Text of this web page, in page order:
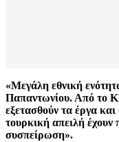
«Μεγάλη εθνική
Παπαντωνίου. Από το
εξετασθούν τα έργα
τουρκική απειλή έχουν
συσπείρωση».